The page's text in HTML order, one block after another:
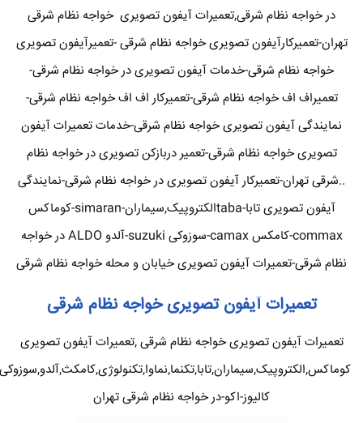
در خواجه نظام شرقی,تعمیرات آیفون تصویری خواجه نظام شرقی
تهران-تعمیرکارآیفون تصویری خواجه نظام شرقی -تعمیرآیفون تصویری
خواجه نظام شرقی-خدمات آیفون تصویری در خواجه نظام شرقی-
تعمیراف اف خواجه نظام شرقی-تعمیرکار اف اف خواجه نظام شرقی-
نمایندگی آیفون تصویری خواجه نظام شرقی-خدمات تعمیرات آیفون
تصویری خواجه نظام شرقی-تعمیر دربازکن تصویری در خواجه نظام
..شرقی تهران-تعمیرکار آیفون تصویری در خواجه نظام شرقی-نمایندگی
آیفون تصویری تابا-tabaالکتروپیک,سیماران-simaran-کوماکس
commax-کامکس camax-سوزوکی suzuki-آلدو ALDO در خواجه
نظام شرقی-تعمیرات آیفون تصویری خیابان و محله خواجه نظام شرقی
تعمیرات آیفون تصویری خواجه نظام شرقی
تعمیرات آیفون تصویری خواجه نظام شرقی ,تعمیرات آیفون تصویری
کوماکس,الکتروپیک,سیماران,تابا,تکنما,نماوا,تکنولوژی,کامکث,آلدو,سوزوکی
کالیوز-اکو-در خواجه نظام شرقی تهران